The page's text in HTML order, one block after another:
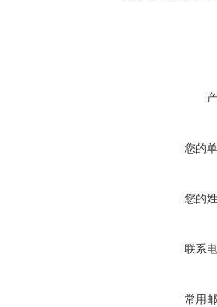
您的
您的
联系
常用